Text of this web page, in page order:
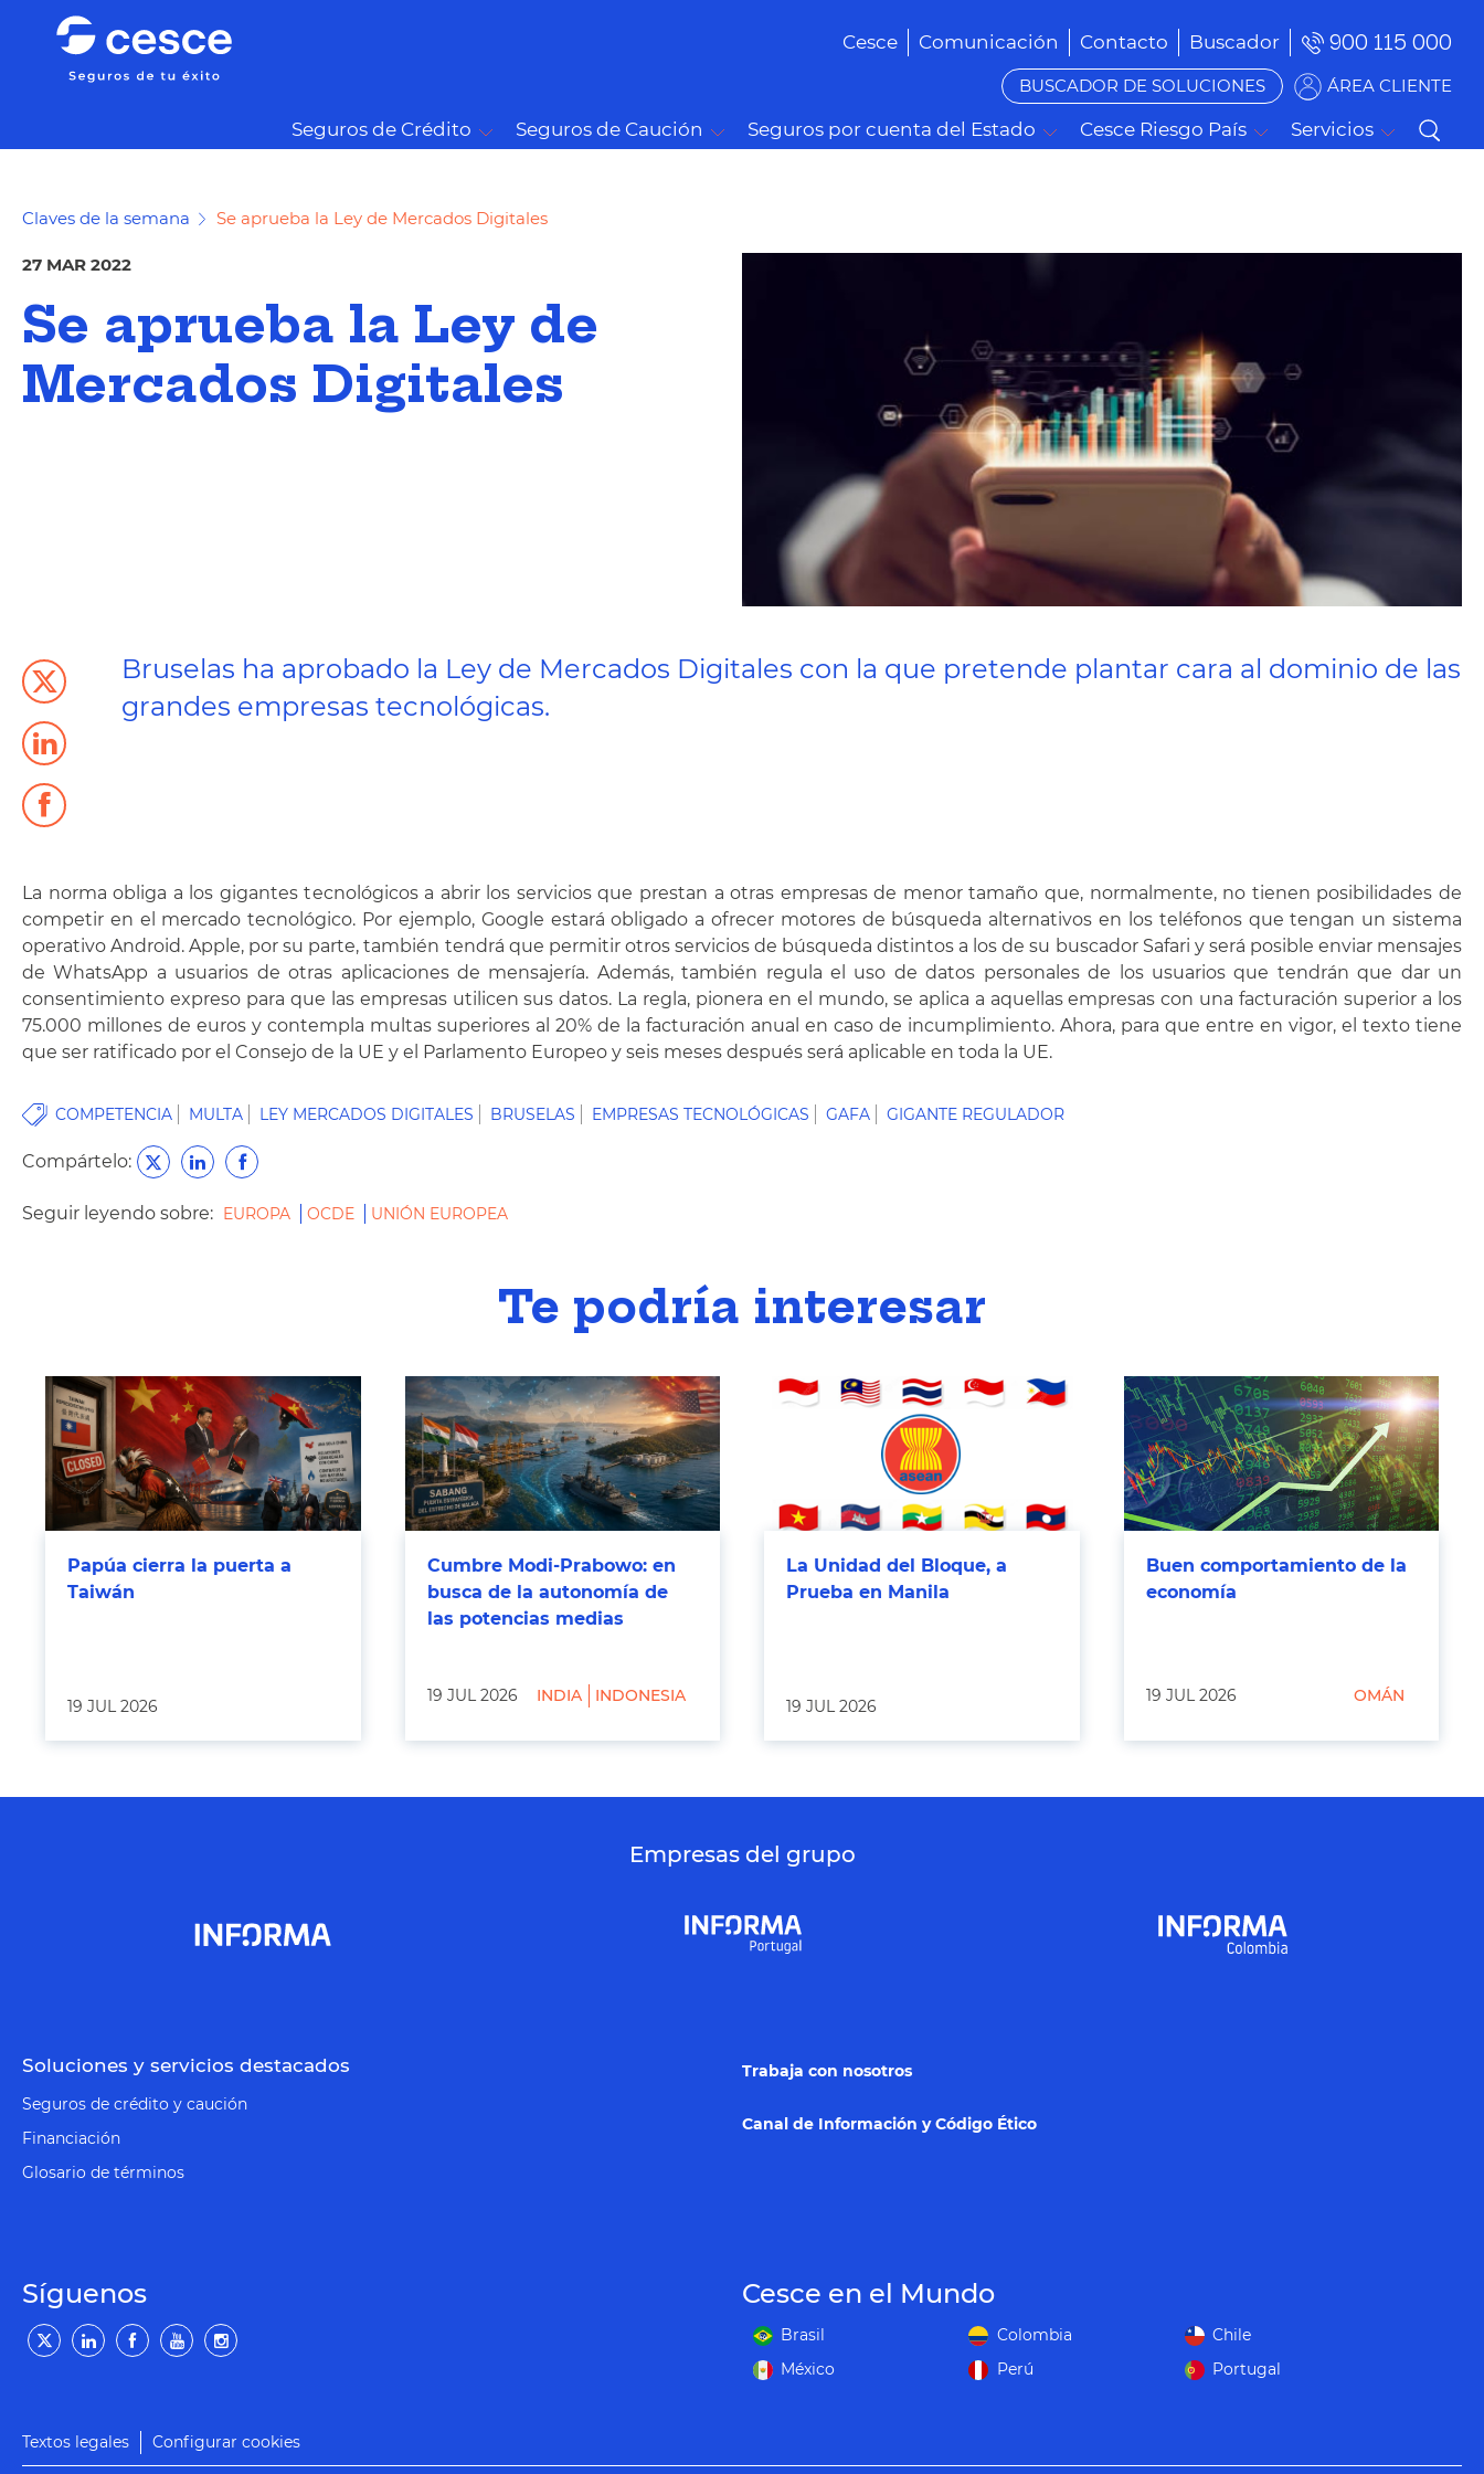
Cesce Comunicación Contacto Buscador 900 115 000
BUSCADOR DE SOLUCIONES ÁREA CLIENTE
Seguros de Crédito Seguros de Caución Seguros por cuenta del Estado Cesce Riesgo País Servicios
Claves de la semana Se aprueba la Ley de Mercados Digitales
27 MAR 2022
Se aprueba la Ley de
Mercados Digitales
Bruselas ha aprobado la Ley de Mercados Digitales con la que pretende plantar cara al dominio de las
grandes empresas tecnológicas.
La norma obliga a los gigantes tecnológicos a abrir los servicios que prestan a otras empresas de menor tamaño que, normalmente, no tienen posibilidades de
competir en el mercado tecnológico. Por ejemplo, Google estará obligado a ofrecer motores de búsqueda alternativos en los teléfonos que tengan un sistema
operativo Android. Apple, por su parte, también tendrá que permitir otros servicios de búsqueda distintos a los de su buscador Safari y será posible enviar mensajes
de WhatsApp a usuarios de otras aplicaciones de mensajería. Además, también regula el uso de datos personales de los usuarios que tendrán que dar un
consentimiento expreso para que las empresas utilicen sus datos. La regla, pionera en el mundo, se aplica a aquellas empresas con una facturación superior a los
75.000 millones de euros y contempla multas superiores al 20% de la facturación anual en caso de incumplimiento. Ahora, para que entre en vigor, el texto tiene
que ser ratificado por el Consejo de la UE y el Parlamento Europeo y seis meses después será aplicable en toda la UE.
COMPETENCIA MULTA LEY MERCADOS DIGITALES BRUSELAS EMPRESAS TECNOLÓGICAS GAFA GIGANTE REGULADOR
Compártelo:
Seguir leyendo sobre: EUROPA OCDE UNIÓN EUROPEA
Te podría interesar
Papúa cierra la puerta a
Taiwán
19 JUL 2026
Cumbre Modi-Prabowo: en
busca de la autonomía de
las potencias medias
19 JUL 2026 INDIA INDONESIA
La Unidad del Bloque, a
Prueba en Manila
19 JUL 2026
Buen comportamiento de la
economía
19 JUL 2026 OMÁN
Empresas del grupo
Soluciones y servicios destacados
Seguros de crédito y caución
Financiación
Glosario de términos
Trabaja con nosotros
Canal de Información y Código Ético
Síguenos Cesce en el Mundo
Brasil Colombia
Chile
México
Perú Portugal
Textos legales Configurar cookies